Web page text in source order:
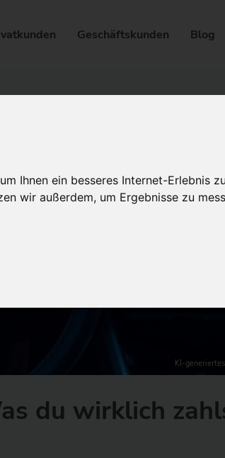
Ihnen ein besseres Internet-Erlebnis
wir außerdem, um Ergebnisse zu
Geschäftskunden Blog
KI-
du wirklich